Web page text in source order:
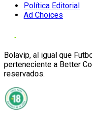
Política Editorial
Ad Choices
Bolavip, al igual que
perteneciente a Better
reservados.